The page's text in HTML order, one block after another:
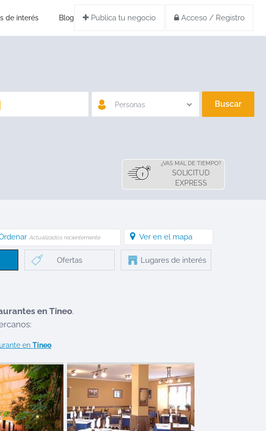
Publica tu negocio Acceso / Registro
de interés Blog
Personas Buscar
¿VAS MAL DE TIEMPO?
SOLICITUD
EXPRESS
Actualizados recientemente Ver en el mapa
Ofertas Lugares de interés
en Tineo.
enTineo